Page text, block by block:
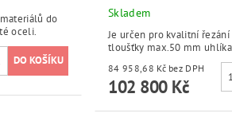
do
oceli.
Skladem
Je určen pro kvalitní
tloušťky max.50 mm
84 958,68 Kč bez DPH
102 800 Kč